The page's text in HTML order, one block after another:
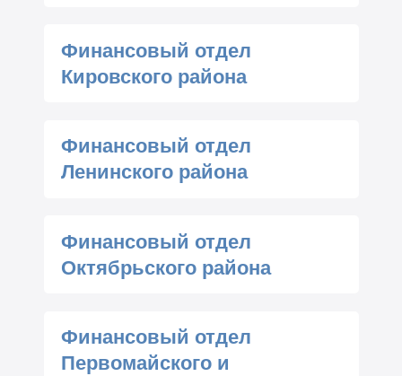
Финансовый отдел
Кировского района
Финансовый отдел
Ленинского района
Финансовый отдел
Октябрьского района
Финансовый отдел
Первомайского и